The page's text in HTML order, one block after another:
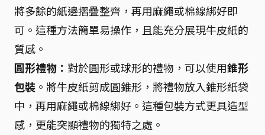
將多餘的紙邊摺疊整齊，再用麻繩或棉線綁好即
可。這種方法簡單易操作，且能充分展現牛皮紙的
質感。
圓形禮物： 對於圓形或球形的禮物，可以使用錐形
包裝 。將牛皮紙剪成圓錐形，將禮物放入錐形紙袋
中，再用麻繩或棉線綁好。這種包裝方式更具造型
感，更能突顯禮物的獨特之處。